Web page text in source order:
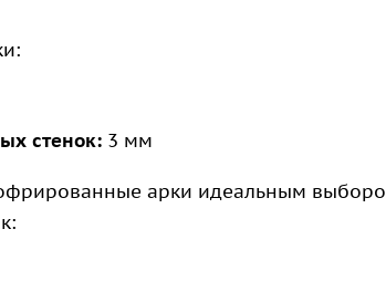
стенок: 3 мм
арки идеальным